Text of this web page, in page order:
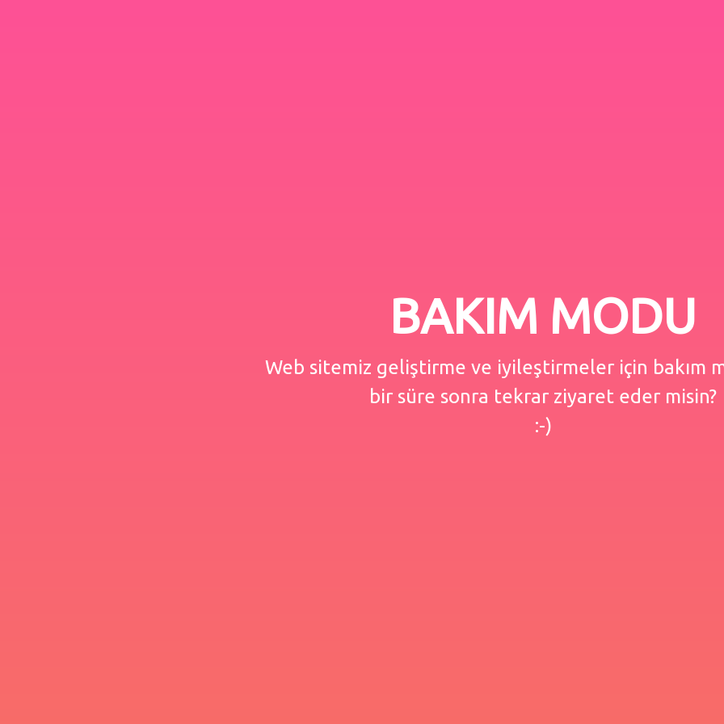
BAKIM MODU
Web sitemiz geliştirme ve iyileştirmeler için bakım
bir süre sonra tekrar ziyaret eder misin?
:-)